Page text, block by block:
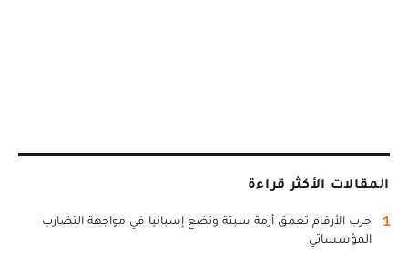
المقالات الأكثر قراءة
1
حرب الأرقام تعمق أزمة سبتة وتضع إسبانيا في مواجهة التضارب
المؤسساتي